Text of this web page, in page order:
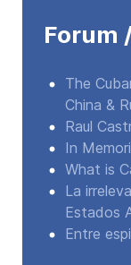
Forum
The
China &
Raul
In
What is
La
Estados
Entre